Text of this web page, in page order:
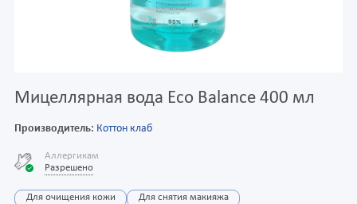
Мицеллярная вода Eco Balance 400 мл
Производитель: Коттон клаб
Аллергикам
Разрешено
Для очищения кожи Для снятия макияжа